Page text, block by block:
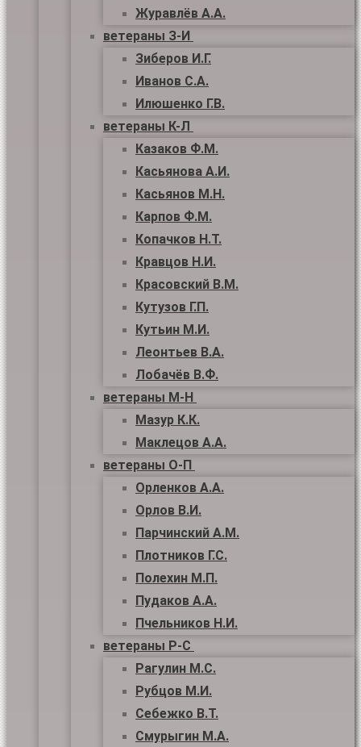
Журавлёв А.А.
ветераны З-И
Зиберов И.Г.
Иванов С.А.
Илюшенко Г.В.
ветераны К-Л
Казаков Ф.М.
Касьянова А.И.
Касьянов М.Н.
Карпов Ф.М.
Копачков Н.Т.
Кравцов Н.И.
Красовский В.М.
Кутузов Г.П.
Кутьин М.И.
Леонтьев В.А.
Лобачёв В.Ф.
ветераны М-Н
Мазур К.К.
Маклецов А.А.
ветераны О-П
Орленков А.А.
Орлов В.И.
Парчинский А.М.
Плотников Г.С.
Полехин М.П.
Пудаков А.А.
Пчельников Н.И.
ветераны Р-С
Рагулин М.С.
Рубцов М.И.
Себежко В.Т.
Смурыгин М.А.